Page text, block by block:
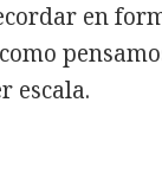
en
escala.